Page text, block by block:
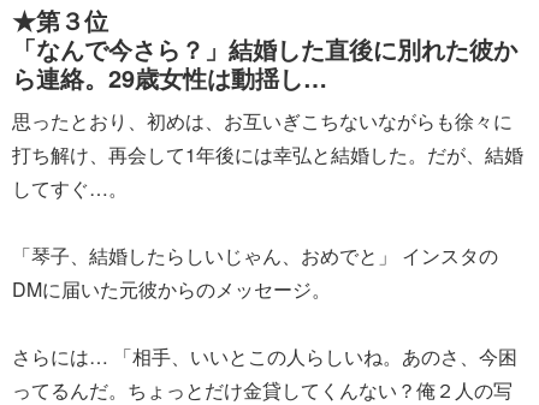
★第３位
「なんで今さら？」結婚した直後に別れた彼か
ら連絡。29歳女性は動揺し…
思ったとおり、初めは、お互いぎこちないながらも徐々に
打ち解け、再会して1年後には幸弘と結婚した。だが、結婚
してすぐ…。
「琴子、結婚したらしいじゃん、おめでと」 インスタの
DMに届いた元彼からのメッセージ。
さらには… 「相手、いいとこの人らしいね。あのさ、今困
ってるんだ。ちょっとだけ金貸してくんない？俺２人の写